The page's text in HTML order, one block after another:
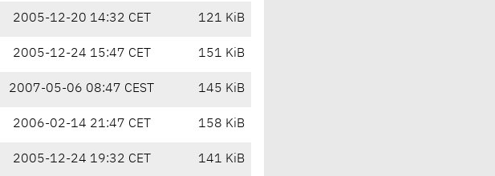
2005-12-20 14:32 CET 121 KiB
2005-12-24 15:47 CET 151 KiB
2007-05-06 08:47 CEST 145 KiB
2006-02-14 21:47 CET 158 KiB
2005-12-24 19:32 CET 141 KiB